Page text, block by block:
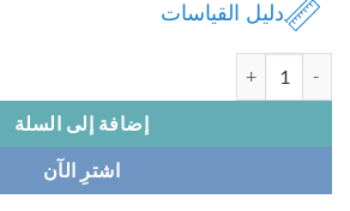
دليل القياسات
إضافة إلى السلة
اشترِ الآن